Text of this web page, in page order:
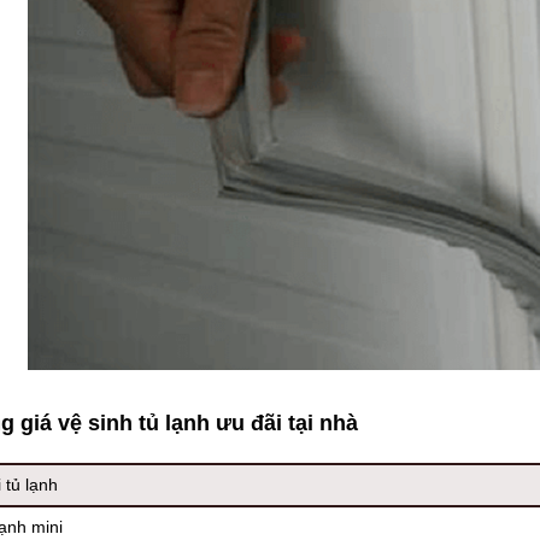
giá vệ sinh tủ lạnh ưu đãi tại nhà
tủ lạnh
mini